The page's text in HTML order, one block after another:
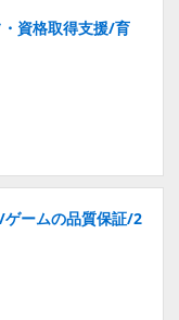
資格取得支援/育
ゲームの品質保証/2